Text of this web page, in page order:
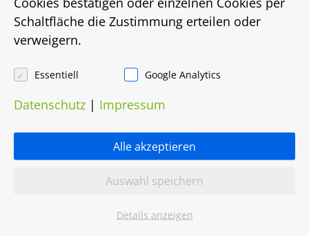
vermietet
Energieausweis
EnEV 2009
Energieausweistyp
Bedarfsausweis
Schaltfläche die Zustimmung erteilen oder
verweigern.
Essentiell Google Analytics
Datenschutz | Impressum
Alle akzeptieren
Auswahl speichern
Details anzeigen